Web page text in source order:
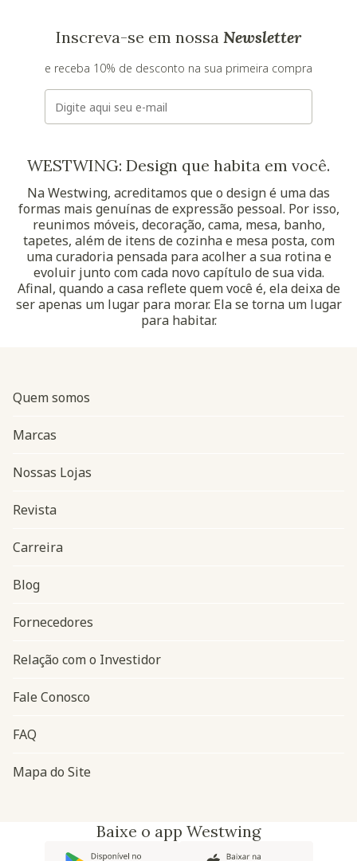
Inscreva-se em nossa Newsletter
e receba 10% de desconto na sua primeira compra
E-mail
WESTWING: Design que habita em você.
Na Westwing, acreditamos que o design é uma das
formas mais genuínas de expressão pessoal. Por isso,
reunimos móveis, decoração, cama, mesa, banho,
tapetes, além de itens de cozinha e mesa posta, com
uma curadoria pensada para acolher a sua rotina e
evoluir junto com cada novo capítulo de sua vida.
Afinal, quando a casa reflete quem você é, ela deixa de
ser apenas um lugar para morar. Ela se torna um lugar
para habitar.
Navegação do rodapé
Quem somos
Marcas
Nossas Lojas
Revista
Carreira
Blog
Fornecedores
Relação com o Investidor
Fale Conosco
FAQ
Mapa do Site
Baixe o app Westwing